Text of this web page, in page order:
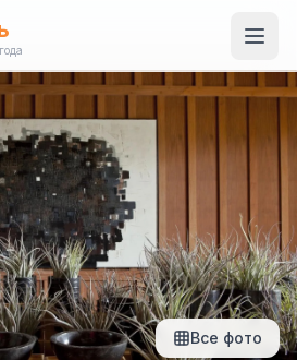
Все фото